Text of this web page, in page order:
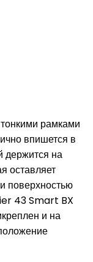
рамками
впишется в
держится на
оставляет
поверхностью
43 Smart BX
и на